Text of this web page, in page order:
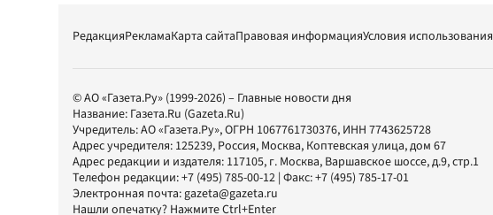
РедакцияРекламаКарта сайтаПравовая информацияУсловия использования
© АО «Газета.Ру» (1999-2026) – Главные новости дня
Название: Газета.Ru (Gazeta.Ru)
Учредитель:АО «Газета.Ру», ОГРН 1067761730376, ИНН 7743625728
Адрес учредителя: 125239, Россия, Москва, Коптевская улица, дом 67
Адрес редакции и издателя: 117105, г. Москва, Варшавское шоссе, д.9, стр.1
Телефон редакции:+7 (495) 785-00-12 | Факс:+7 (495) 785-17-01
Электронная почта:gazeta@gazeta.ru
Нашли опечатку? Нажмите Ctrl+Enter